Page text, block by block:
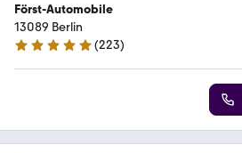
Först-Automobile
13089 Berlin
4.9 Sterne
(223)